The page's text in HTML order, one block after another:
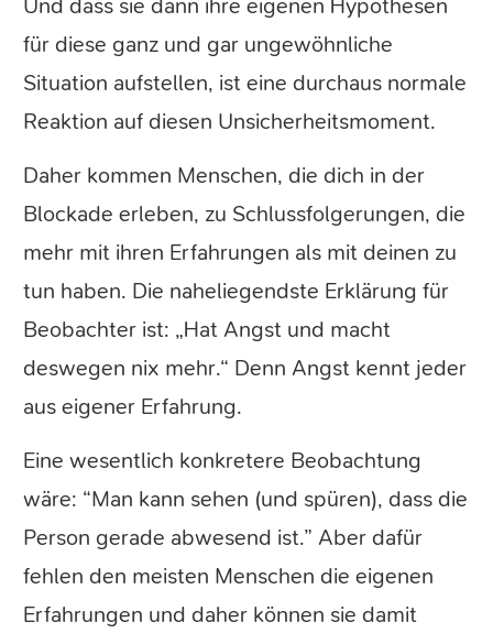
Und dass sie dann ihre eigenen Hypothesen
für diese ganz und gar ungewöhnliche
Situation aufstellen, ist eine durchaus normale
Reaktion auf diesen Unsicherheitsmoment.
Daher kommen Menschen, die dich in der
Blockade erleben, zu Schlussfolgerungen, die
mehr mit ihren Erfahrungen als mit deinen zu
tun haben. Die naheliegendste Erklärung für
Beobachter ist: „Hat Angst und macht
deswegen nix mehr.“ Denn Angst kennt jeder
aus eigener Erfahrung.
Eine wesentlich konkretere Beobachtung
wäre: “Man kann sehen (und spüren), dass die
Person gerade abwesend ist.” Aber dafür
fehlen den meisten Menschen die eigenen
Erfahrungen und daher können sie damit